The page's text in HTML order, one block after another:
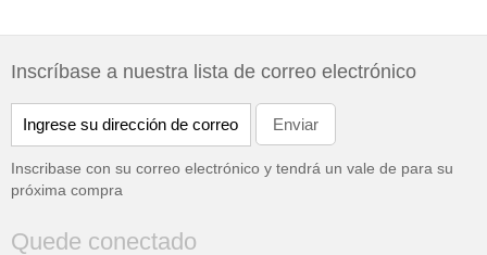
Inscríbase a nuestra lista de correo electrónico
Inscribase con su correo electrónico y tendrá un vale de para su
próxima compra
Quede conectado